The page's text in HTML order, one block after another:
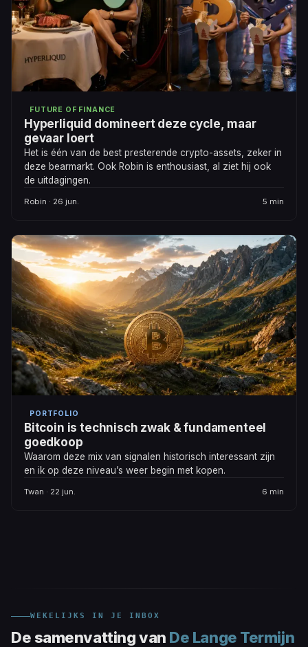
FUTURE OF FINANCE
Hyperliquid domineert deze cycle, maar
gevaar loert
Het is één van de best presterende crypto-assets, zeker in
deze bearmarkt. Ook Robin is enthousiast, al ziet hij ook
de uitdagingen.
Robin · 26 jun. 5 min
PORTFOLIO
Bitcoin is technisch zwak & fundamenteel
goedkoop
Waarom deze mix van signalen historisch interessant zijn
en ik op deze niveau’s weer begin met kopen.
Twan · 22 jun. 6 min
WEKELIJKS IN JE INBOX
De samenvatting van De Lange Termijn